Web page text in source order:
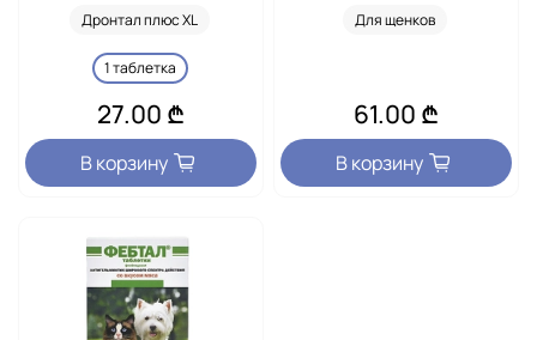
Дронтал плюс XL
1 таблетка
27.00 ₾
В корзину
Для щенков
61.00 ₾
В корзину